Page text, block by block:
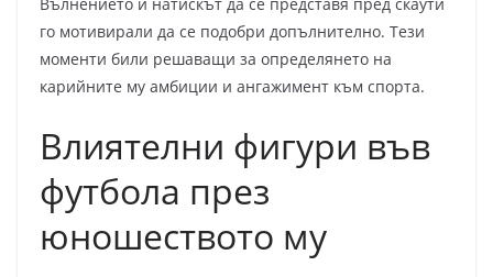
го мотивирали да се подобри допълнително. Тези
моменти били решаващи за определянето на
карийните му амбиции и ангажимент към спорта.
Влиятелни фигури във
футбола през
юношеството му